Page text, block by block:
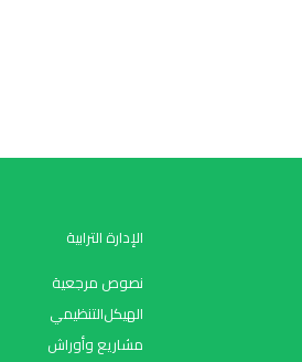
الإدارة الترابية
نصوص مرجعية
اﻟﻬﯿﻜﻞاﻟﺘﻨﻈﯿﻤﻲ
مشاريع وأوراش